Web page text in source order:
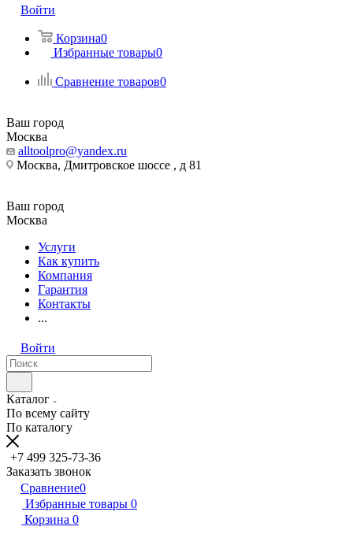
Войти
Корзина0
Избранные товары0
Сравнение товаров0
Ваш город
Москва
alltoolpro@yandex.ru
Москва, Дмитровское шоссе , д 81
Ваш город
Москва
Услуги
Как купить
Компания
Гарантия
Контакты
...
Войти
Каталог
По всему сайту
По каталогу
+7 499 325-73-36
Заказать звонок
Сравнение0
Избранные товары 0
Корзина 0